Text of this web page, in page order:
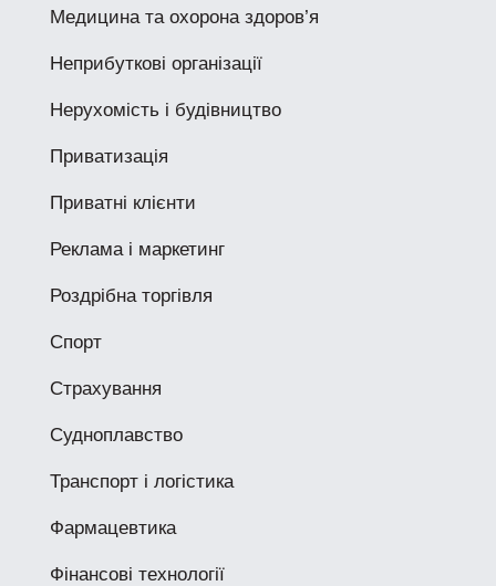
Медицина та охорона здоров’я
Неприбуткові організації
Нерухомість і будівництво
Приватизація
Приватні клієнти
Реклама і маркетинг
Роздрібна торгівля
Спорт
Страхування
Судноплавство
Транспорт і логістика
Фармацевтика
Фінансові технології